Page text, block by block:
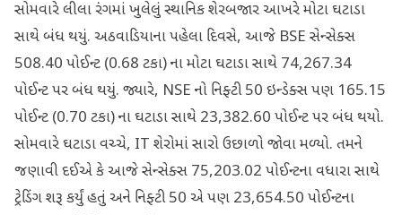
સોમવારે લીલા રંગમાં ખુલેલું સ્થાનિક શેરબજાર આખરે મોટા ઘટાડા
સાથે બંધ થયું. અઠવાડિયાના પહેલા દિવસે, આજે BSE સેન્સેક્સ
508.40 પોઈન્ટ (0.68 ટકા) ના મોટા ઘટાડા સાથે 74,267.34
પોઈન્ટ પર બંધ થયું. જ્યારે, NSE નો નિફ્ટી 50 ઇન્ડેક્સ પણ 165.15
પોઈન્ટ (0.70 ટકા) ના ઘટાડા સાથે 23,382.60 પોઈન્ટ પર બંધ થયો.
સોમવારે ઘટાડા વચ્ચે, IT શેરોમાં સારો ઉછાળો જોવા મળ્યો. તમને
જણાવી દઈએ કે આજે સેન્સેક્સ 75,203.02 પોઈન્ટના વધારા સાથે
ટ્રેડિંગ શરૂ કર્યું હતું અને નિફ્ટી 50 એ પણ 23,654.50 પોઈન્ટના